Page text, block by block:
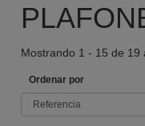
Mostrando 1 - 15 de 19
Ordenar por